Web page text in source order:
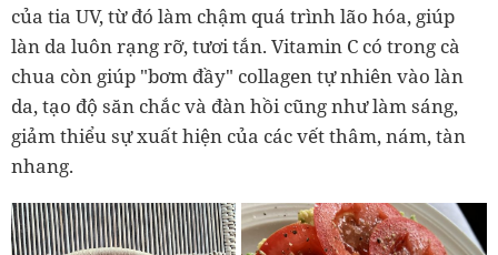
của tia UV, từ đó làm chậm quá trình lão hóa, giúp
làn da luôn rạng rỡ, tươi tắn. Vitamin C có trong cà
chua còn giúp "bơm đầy" collagen tự nhiên vào làn
da, tạo độ săn chắc và đàn hồi cũng như làm sáng,
giảm thiểu sự xuất hiện của các vết thâm, nám, tàn
nhang.